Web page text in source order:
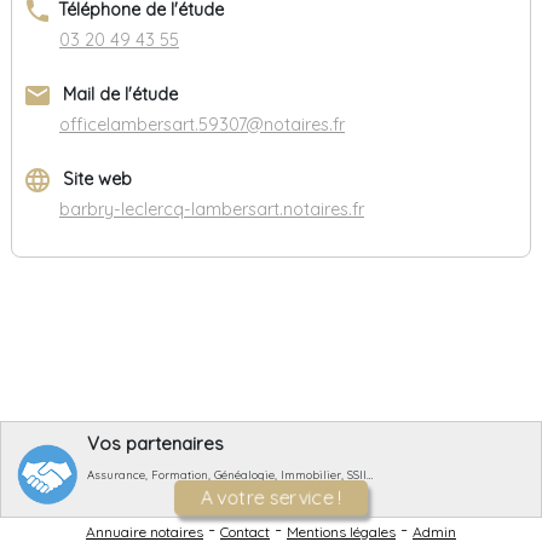
phone Téléphone de l'étude
03 20 49 43 55
email
Mail de l'étude
officelambersart.59307@notaires.fr
language
Site web
barbry-leclercq-lambersart.notaires.fr
Vos partenaires
Assurance, Formation, Généalogie, Immobilier, SSII…
A votre service !
Annuaire notaires-Contact-Mentions légales - Admin